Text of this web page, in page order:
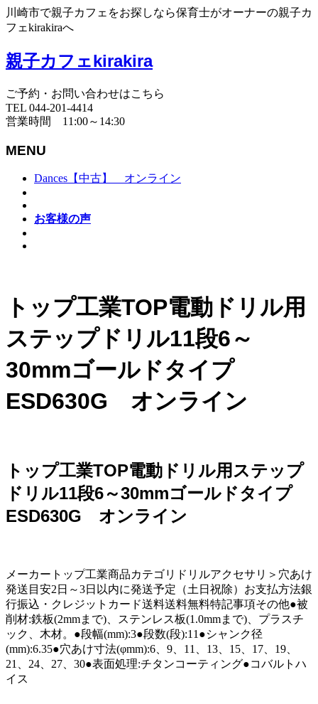
川崎市で親子カフェをお探しなら保育士がオーナーの親子カ
フェkirakiraへ
親子カフェkirakira
ご予約・お問い合わせはこちら
TEL 044-201-4414
営業時間 11:00～14:30
MENU
Dances【中古】 オンライン
お客様の声
トップ工業TOP電動ドリル用
ステップドリル11段6～
30mmゴールドタイプ
ESD630G オンライン
トップ工業TOP電動ドリル用ステップ
ドリル11段6～30mmゴールドタイプ
ESD630G オンライン
メーカートップ工業商品カテゴリドリルアクセサリ＞穴あけ
発送目安2日～3日以内に発送予定（土日祝除）お支払方法銀
行振込・クレジットカード送料送料無料特記事項その他●被
削材:鉄板(2mmまで)、ステンレス板(1.0mmまで)、プラスチ
ック、木材。●段幅(mm):3●段数(段):11●シャンク径
(mm):6.35●穴あけ寸法(φmm):6、9、11、13、15、17、19、
21、24、27、30●表面処理:チタンコーティング●コバルトハ
イス